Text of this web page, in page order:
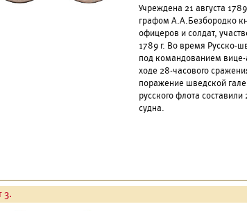
Учреждена 21 августа
графом А.А.Безбородко
офицеров и солдат,
1789 г. Во время Русско-
под командованием вице-
ходе 28-часового
поражение шведской
русского флота
судна.
3.